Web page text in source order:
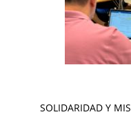
SOLIDARIDAD Y